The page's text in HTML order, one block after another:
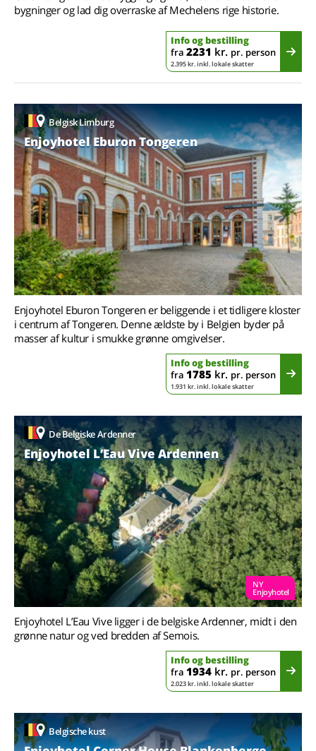
bygninger og lad dig overraske af Mechelens rige historie.
Info og bestilling
fra 2231 kr. pr. person
2.395 kr. inkl. lokale skatter
Belgisk Limburg
Enjoyhotel Eburon Tongeren
Enjoyhotel Eburon Tongeren er beliggende i et tidligere kloster
i centrum af Tongeren. Denne ældste by i Belgien byder på
masser af kultur i smukke grønne omgivelser.
Info og bestilling
fra 1785 kr. pr. person
1.931 kr. inkl. lokale skatter
De Belgiske Ardenner
Enjoyhotel L’Eau Vive Ardennen
NY
Enjoyhotel
Enjoyhotel L’Eau Vive ligger i de belgiske Ardenner, midt i den
grønne natur og ved bredden af Semois.
Info og bestilling
fra 1934 kr. pr. person
2.023 kr. inkl. lokale skatter
Belgische kust